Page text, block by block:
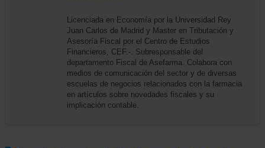
Licenciada en Economía por la Universidad Rey
Juan Carlos de Madrid y Master en Tributación y
Asesoría Fiscal por el Centro de Estudios
Financieros, CEF.-. Subresponsable del
departamento Fiscal de Asefarma. Colabora con
medios de comunicación del sector y de diversas
escuelas de negocios relacionados con la farmacia
en artículos sobre novedades fiscales y su
implicación contable.